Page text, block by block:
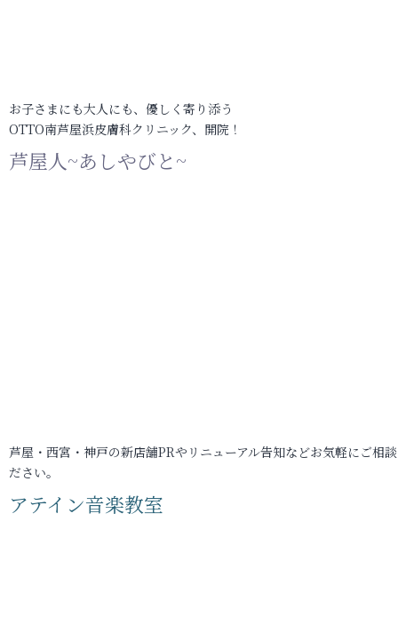
お子さまにも大人にも、優しく寄り添う
OTTO南芦屋浜皮膚科クリニック、開院！
芦屋人~あしやびと~
芦屋・西宮・神戸の新店舗PRやリニューアル告知などお気軽にご相
ださい。
アテイン音楽教室